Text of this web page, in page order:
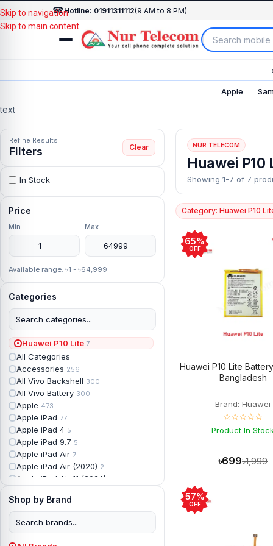
☎Hotline: 01911311112(9 AM to 8 PM)
Apple
Skip to navigation
Skip to main content
text
Refine Results
Filters Clear
In Stock
Price
Min Max
Available range: ৳1 - ৳64,999
Categories
Huawei P10 Lite 7
All Categories
Accessories 256
All Vivo Backshell 300
All Vivo Battery 300
Apple 473
Apple iPad 77
Apple iPad 4 5
Apple iPad 9.7 5
Apple iPad Air 7
Apple iPad Air (2020) 2
Apple iPad Air 11 (2024) 2
Apple iPad Backshell
Apple iPad Battery
Apple iPad Display
Shop by Brand
NUR TELECOM
Huawei P10
Showing 1-7 of 7
Category: Huawei P10
65%
OFF
Huawei P10 Lite
Bangladesh
Brand: Huawei
☆☆☆☆☆
Product In
৳699৳1,999
57%
OFF